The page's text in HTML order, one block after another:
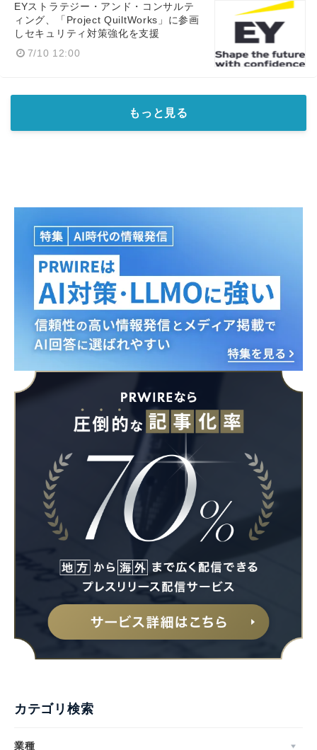
EYストラテジー・アンド・コンサルテ
ィング、「Project QuiltWorks」に参画
しセキュリティ対策強化を支援
7/10 12:00
もっと見る
カテゴリ検索
業種